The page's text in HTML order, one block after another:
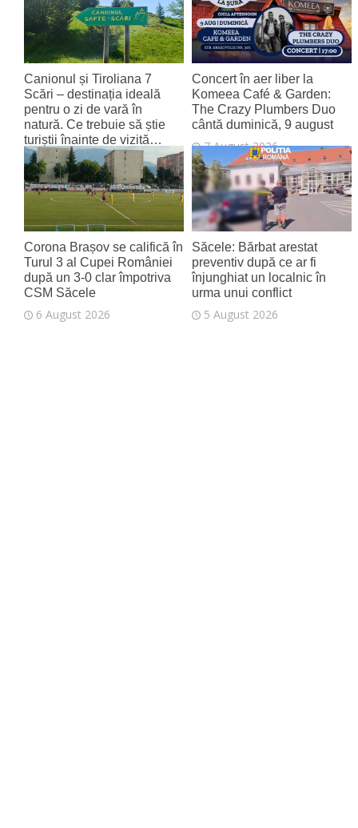
8 August 2026
Canionul și Tiroliana 7
Scări – destinația ideală
pentru o zi de vară în
natură. Ce trebuie să știe
turiștii înainte de vizită…
7 August 2026
Concert în aer liber la
Komeea Café & Garden:
The Crazy Plumbers Duo
cântă duminică, 9 august
7 August 2026
Corona Brașov se califică în
Turul 3 al Cupei României
după un 3-0 clar împotriva
CSM Săcele
6 August 2026
Săcele: Bărbat arestat
preventiv după ce ar fi
înjunghiat un localnic în
urma unui conflict
5 August 2026